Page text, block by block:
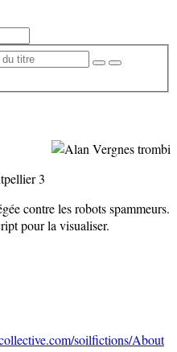
3
contre les robots spammeurs.
pour la visualiser.
soilfictions/About